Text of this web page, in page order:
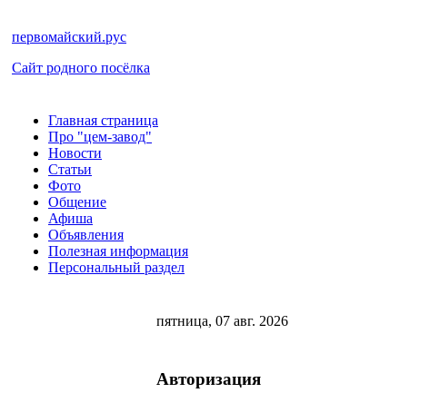
первомайский.рус
Сайт родного посёлка
Главная страница
Про "цем-завод"
Новости
Статьи
Фото
Общение
Афиша
Объявления
Полезная информация
Персональный раздел
пятница, 07 авг. 2026
Авторизация